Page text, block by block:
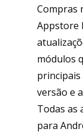
Compras
Appstore
módulos
principais
versão e
Todas as
para